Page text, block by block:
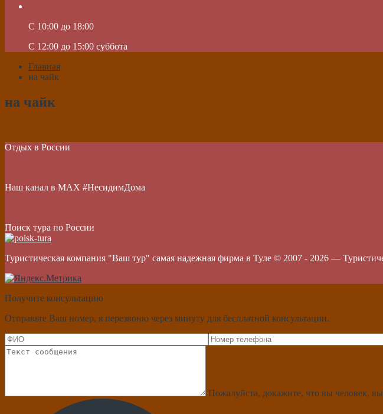
C 10:00 до 18:00
C 12:00 до 15:00 суббота
Главная
на чайк
на чайк
Отдых в России
Наш канал в МАХ #НесидимДома
Поиск тура по России
Туристическая компания "Ваш тур" самая надежная фирма в Туле © 2007 - 2026 —
Получите консультацию
Отправьте Ваш номер, я перезвоню через минуту для бесплатной консультации.
Пожалуйста, докажите, что вы человек,